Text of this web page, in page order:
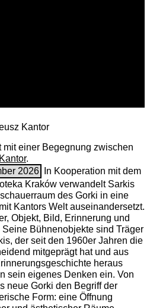
Kantor
mit einer Begegnung zwischen
.
2026
In Kooperation mit dem
Kraków verwandelt Sarkis
des Gorki in eine
Kantors Welt auseinandersetzt.
Objekt, Bild, Erinnerung und
Bühnenobjekte sind Träger
der seit den 1960er Jahren die
mitgeprägt hat und aus
heraus
sein eigenes Denken ein. Von
neue Gorki den Begriff der
Form: eine Öffnung